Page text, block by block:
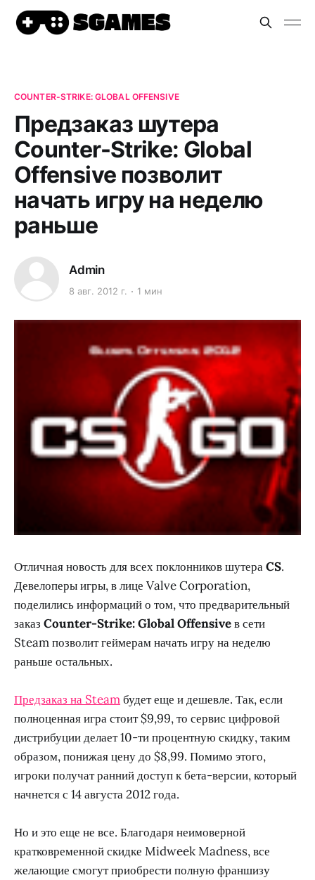
COUNTER-STRIKE: GLOBAL OFFENSIVE
Предзаказ шутера
Counter-Strike: Global
Offensive позволит
начать игру на неделю
раньше
Admin
8 авг. 2012 г. 1 мин
Отличная новость для всех поклонников шутераCS.
Девелоперы игры, в лице Valve Corporation,
поделились информаций о том, что предварительный
заказ Counter-Strike: Global Offensiveв сети
Steam позволит геймерам начать игру на неделю
раньше остальных.
Предзаказ на Steamбудет еще и дешевле. Так, если
полноценная игра стоит $9,99, то сервис цифровой
дистрибуции делает 10-ти процентную скидку, таким
образом, понижая цену до $8,99. Помимо этого,
игроки получат ранний доступ к бета-версии, который
начнется с 14 августа 2012 года.
Но и это еще не все. Благодаря неимоверной
кратковременной скидке Midweek Madness, все
желающие смогут приобрести полную франшизу